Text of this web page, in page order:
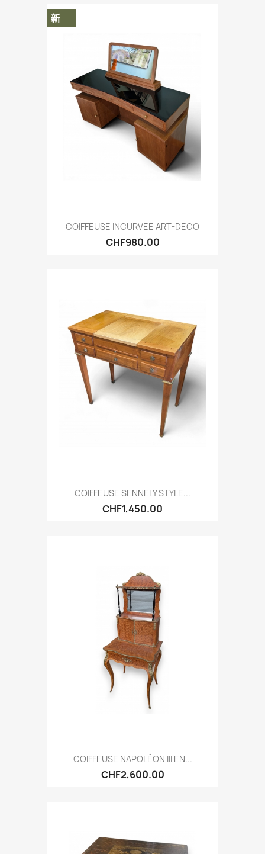
COIFFEUSE INCURVEE ART-DECO
CHF980.00
新
COIFFEUSE SENNELY STYLE...
CHF1,450.00
COIFFEUSE NAPOLÉON III EN...
CHF2,600.00